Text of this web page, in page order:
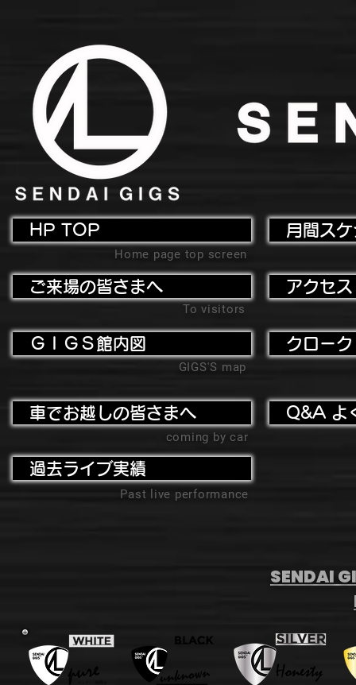
HP TOP
Home page top screen
ご来場の皆さまへ
To visitors
ＧＩＧＳ館内図
GIGS'S map
月間ス
アクセ
クローク
車でお越しの皆さまへ
coming by car
過去ライブ実績
Past live performance
Q&A よ
SENDAI